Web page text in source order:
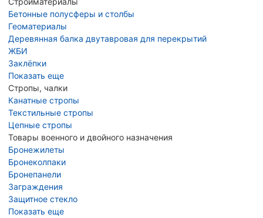
Бетонные полусферы и столбы
Геоматериалы
Деревянная балка двутавровая для перекрытий
ЖБИ
Заклёпки
Показать еще
Стропы, чалки
Канатные стропы
Текстильные стропы
Цепные стропы
Товары военного и двойного назначения
Бронежилеты
Бронеколпаки
Бронепанели
Заграждения
Защитное стекло
Показать еще